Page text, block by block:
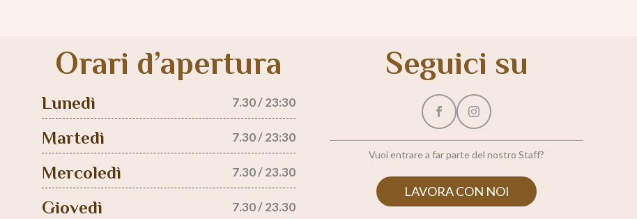
Orari d’apertura
Lunedì 7.30 / 23:30
Martedì 7.30 / 23:30
Mercoledì 7.30 / 23.30
Giovedì 7.30 / 23.30
Seguici su
Vuoi entrare a far parte del nostro Staff?
LAVORA CON NOI